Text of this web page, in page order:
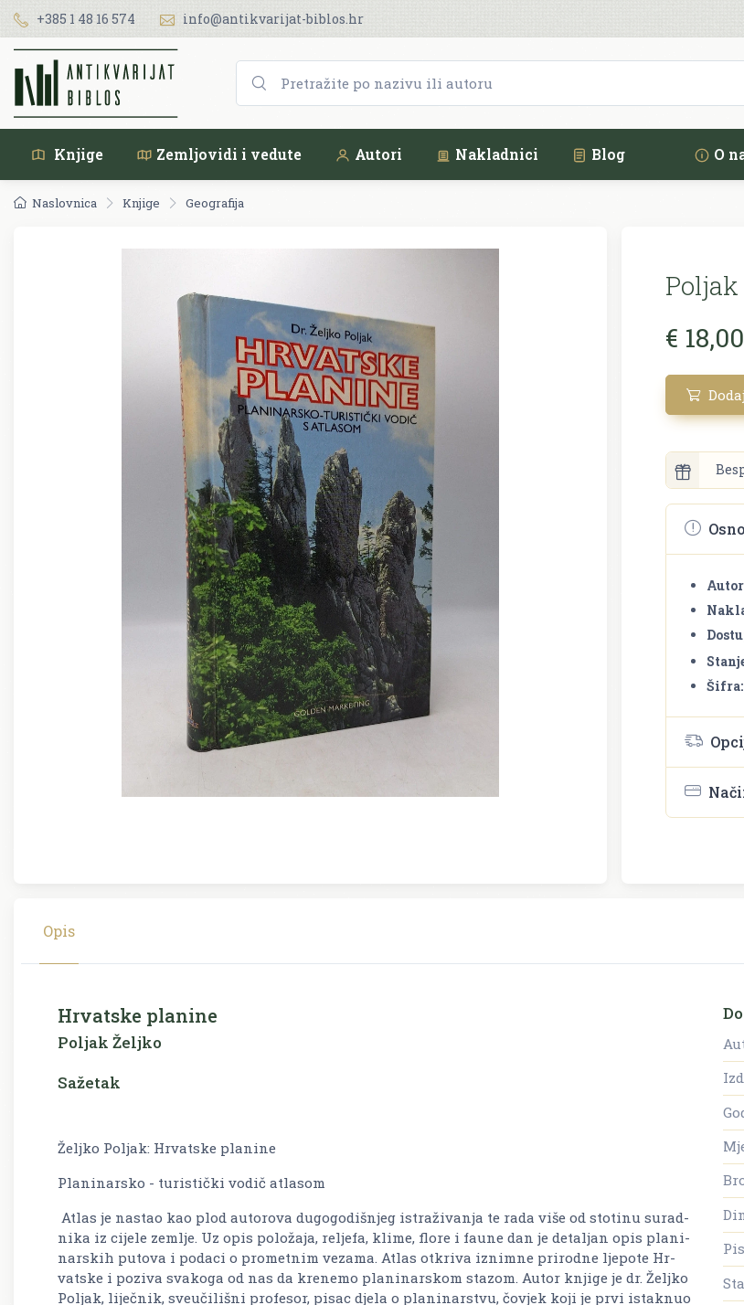
+385 1 48 16 574 info@antikvarijat-biblos.hr
Knjige Zemljovidi i vedute Autori Nakladnici Blog O
Naslovnica Knjige Geografija
€ 18,00
Šifra:
Opis
Hrvatske planine
Poljak Željko
Sažetak
Željko Poljak: Hrvatske planine
Planinarsko - turistički vodič atlasom
Atlas je na­stao kao plod au­to­ro­va du­go­go­di­šnjeg is­tra­ži­va­nja te rada više od sto­ti­nu su­rad­
ni­ka iz ci­je­le zem­lje. Uz opis po­lo­ža­ja, re­lje­fa, klime, flore i faune dan je de­ta­ljan opis pla­ni­
nar­skih pu­to­va i po­da­ci o pro­met­nim ve­za­ma. Atlas ot­kri­va iz­nim­ne pri­rod­ne lje­po­te Hr­
vat­ske i po­zi­va sva­ko­ga od nas da kre­ne­mo pla­ni­nar­skom sta­zom. Autor knji­ge je dr. Želj­ko
Po­ljak, li­ječ­nik, sveu­či­li­šni pro­fe­sor, pisac djela o pla­ni­nar­stvu, čo­vjek koji je prvi is­tak­nuo